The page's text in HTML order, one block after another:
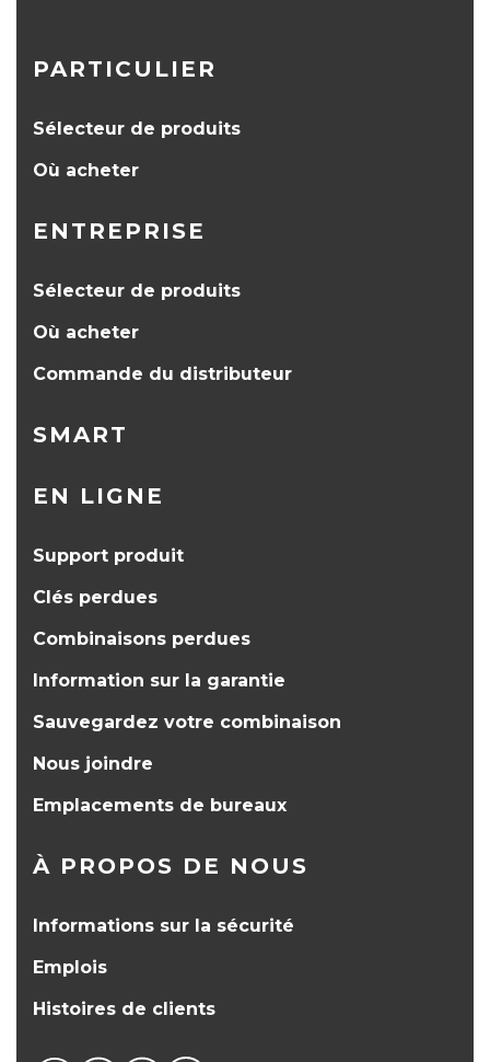
PARTICULIER
Sélecteur de produits
Où acheter
ENTREPRISE
Sélecteur de produits
Où acheter
Commande du distributeur
SMART
EN LIGNE
Support produit
Clés perdues
Combinaisons perdues
Information sur la garantie
Sauvegardez votre combinaison
Nous joindre
Emplacements de bureaux
À PROPOS DE NOUS
Informations sur la sécurité
Emplois
Histoires de clients